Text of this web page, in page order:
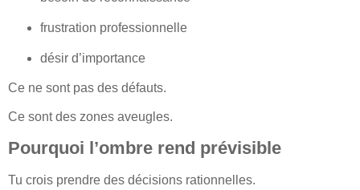
frustration professionnelle
désir d’importance
Ce ne sont pas des défauts.
Ce sont des zones aveugles.
Pourquoi l’ombre rend prévisible
Tu crois prendre des décisions rationnelles.